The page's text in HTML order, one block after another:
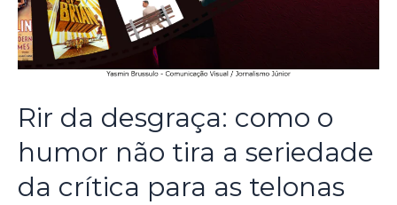
Rir da desgraça: como o
humor não tira a seriedade
da crítica para as telonas